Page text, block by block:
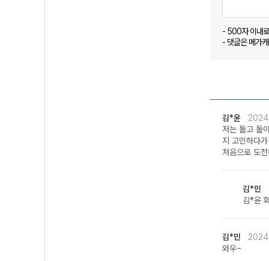
- 500자 이내
- 댓글은 메가
김*윤
저는 돌고 돌
지 고민하다
처음으로 도
김*민
김*윤
김*민
와우~